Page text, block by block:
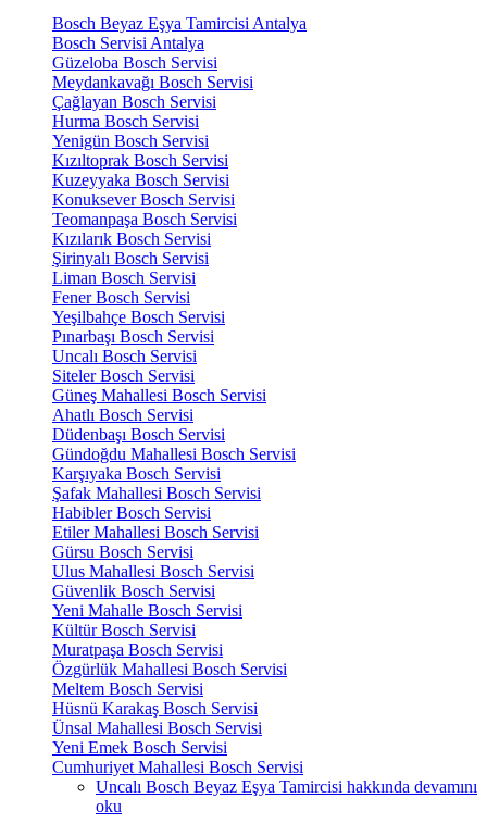
Bosch Beyaz Eşya Tamircisi Antalya
Bosch Servisi Antalya
Güzeloba Bosch Servisi
Meydankavağı Bosch Servisi
Çağlayan Bosch Servisi
Hurma Bosch Servisi
Yenigün Bosch Servisi
Kızıltoprak Bosch Servisi
Kuzeyyaka Bosch Servisi
Konuksever Bosch Servisi
Teomanpaşa Bosch Servisi
Kızılarık Bosch Servisi
Şirinyalı Bosch Servisi
Liman Bosch Servisi
Fener Bosch Servisi
Yeşilbahçe Bosch Servisi
Pınarbaşı Bosch Servisi
Uncalı Bosch Servisi
Siteler Bosch Servisi
Güneş Mahallesi Bosch Servisi
Ahatlı Bosch Servisi
Düdenbaşı Bosch Servisi
Gündoğdu Mahallesi Bosch Servisi
Karşıyaka Bosch Servisi
Şafak Mahallesi Bosch Servisi
Habibler Bosch Servisi
Etiler Mahallesi Bosch Servisi
Gürsu Bosch Servisi
Ulus Mahallesi Bosch Servisi
Güvenlik Bosch Servisi
Yeni Mahalle Bosch Servisi
Kültür Bosch Servisi
Muratpaşa Bosch Servisi
Özgürlük Mahallesi Bosch Servisi
Meltem Bosch Servisi
Hüsnü Karakaş Bosch Servisi
Ünsal Mahallesi Bosch Servisi
Yeni Emek Bosch Servisi
Cumhuriyet Mahallesi Bosch Servisi
Uncalı Bosch Beyaz Eşya Tamircisi hakkında devamını
oku